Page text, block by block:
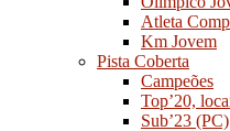
Atleta
Km Jovem
Pista Coberta
Campeões
Top’20,
Sub’23 (PC)